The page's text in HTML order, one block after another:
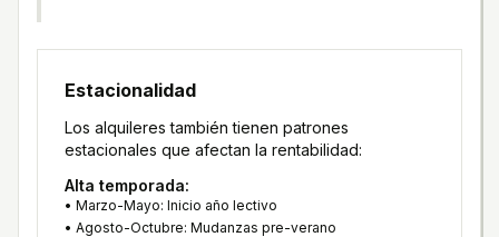
Estacionalidad
Los alquileres también tienen patrones
estacionales que afectan la rentabilidad:
Alta temporada:
• Marzo-Mayo: Inicio año lectivo
• Agosto-Octubre: Mudanzas pre-verano